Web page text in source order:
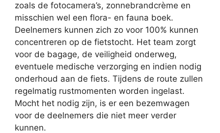
zoals de fotocamera’s, zonnebrandcrème en
misschien wel een flora- en fauna boek.
Deelnemers kunnen zich zo voor 100% kunnen
concentreren op de fietstocht. Het team zorgt
voor de bagage, de veiligheid onderweg,
eventuele medische verzorging en indien nodig
onderhoud aan de fiets. Tijdens de route zullen
regelmatig rustmomenten worden ingelast.
Mocht het nodig zijn, is er een bezemwagen
voor de deelnemers die niet meer verder
kunnen.